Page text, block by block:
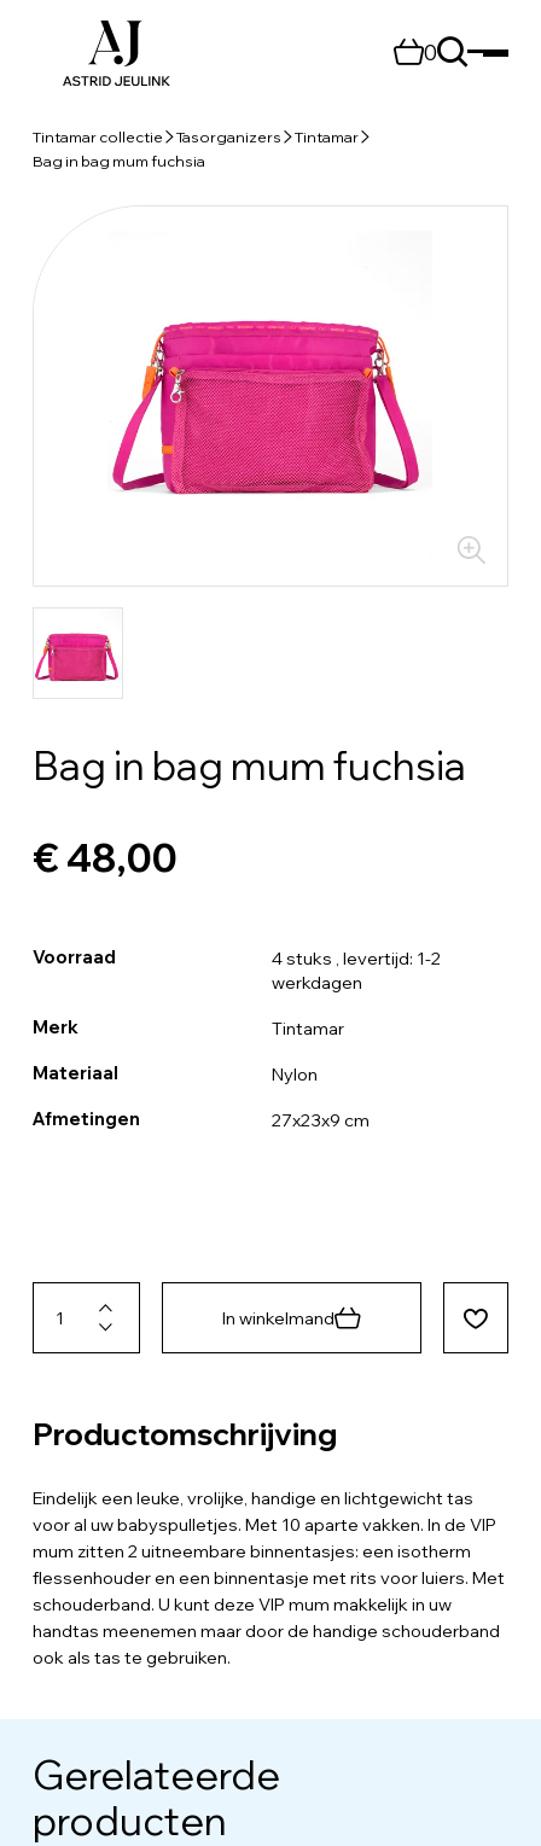
0
Tintamar collectie Tasorganizers
Tintamar
Bag in bag mum fuchsia
Bag in bag mum fuchsia
€ 48,00
Voorraad 4 stuks , levertijd: 1-2
werkdagen
Merk Tintamar
Materiaal Nylon
Afmetingen 27x23x9 cm
In winkelmand
Productomschrijving
Eindelijk een leuke, vrolijke, handige en lichtgewicht tas
voor al uw babyspulletjes. Met 10 aparte vakken. In de VIP
mum zitten 2 uitneembare binnentasjes: een isotherm
flessenhouder en een binnentasje met rits voor luiers. Met
schouderband. U kunt deze VIP mum makkelijk in uw
handtas meenemen maar door de handige schouderband
ook als tas te gebruiken.
Gerelateerde
producten